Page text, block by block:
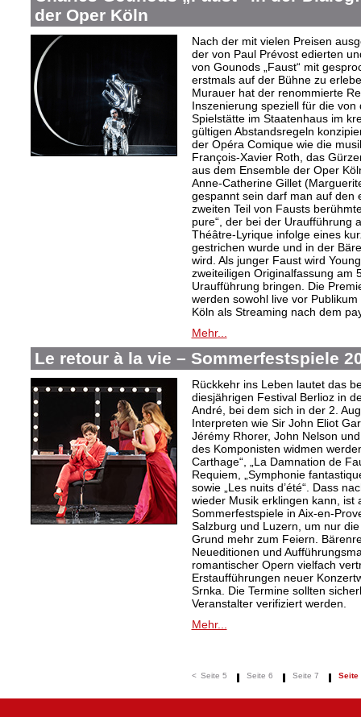
der Oper Köln
Nach der mit vielen Preisen
der von Paul Prévost edierten
von Gounods „Faust“ mit
erstmals auf der Bühne zu
Murauer hat der renommierte
Inszenierung speziell für die
Spielstätte im Staatenhaus im
gültigen Abstandsregeln
der Opéra Comique wie die
François-Xavier Roth, das
aus dem Ensemble der Oper
Anne-Catherine Gillet
gespannt sein darf man auf den
zweiten Teil von Fausts
pure“, der bei der Uraufführung
Théâtre-Lyrique infolge eines
gestrichen wurde und in der
wird. Als junger Faust wird
zweiteiligen Originalfassung am
Uraufführung bringen. Die
werden sowohl live vor
Köln als Streaming nach dem
Mehr...
Le retour à la vie – Sommerfestspiele
Rückkehr ins Leben lautet das
diesjährigen Festival Berlioz in
André, bei dem sich in der 2.
Interpreten wie Sir John Eliot
Jérémy Rhorer, John Nelson
des Komponisten widmen
Carthage“, „La Damnation de
Requiem, „Symphonie
sowie „Les nuits d’été“. Dass
wieder Musik erklingen kann, ist
Sommerfestspiele in Aix-en-
Salzburg und Luzern, um nur
Grund mehr zum Feiern.
Neueditionen und
romantischer Opern vielfach
Erstaufführungen neuer
Srnka. Die Termine sollten
Veranstalter verifiziert werden.
Mehr...
< Seite 5 Seite 6 Seite 7 Seite